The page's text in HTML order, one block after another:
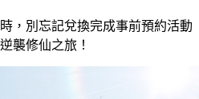
，別忘記兌換完成事前預約活動
襲修仙之旅！